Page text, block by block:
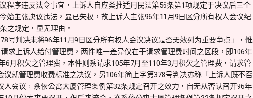
程序违反法令事宜，上诉人自应类推适用民法第56条第1项规定于决议后三个
始主张决议违法，显已失权，故上诉人主张96年11月9日区分所有权人会议纪
之规定，显无理由。
号判决未将96年11月9日区分所有权人会议决议是否无效列为重要争点」，惟
求上诉人给付管理费，两件唯一差异仅在于请求管理费时间之区段，即106年
6月积欠之管理费，本件则系请求105年7月至110年3月积欠之管理费，请求管
就管理费收费标准之决议，另106年简上字第378号判决亦称「上诉人既不否
会议，系依公寓大厦管理条例第32条规定召开之效力，自无从否认召开96年